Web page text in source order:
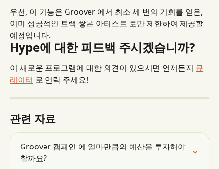
우선, 이 기능은 Groover 에서 최소 세 번의 기회를 얻은,
이미 성공적인 트랙 쌓은 아티스트 로만 제한하여 제공할
예정입니다.
Hype에 대한 피드백 주시겠습니까?
이 새로운 프로그램에 대한 의견이 있으시면 언제든지 큐
레이터 로 연락 주세요!
관련 자료
Groover 캠페인 에 얼마만큼의 예산을 투자해야
할까요?